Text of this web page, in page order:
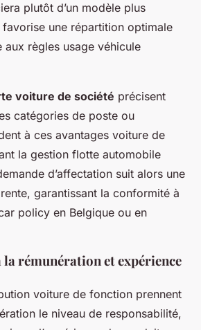
plutôt d’un modèle plus
une répartition optimale
règles usage véhicule
voiture de société précisent
catégories de poste ou
à ces avantages voiture de
la gestion flotte automobile
d’affectation suit alors une
garantissant la conformité à
policy en Belgique ou en
rémunération et expérience
voiture de fonction prennent
le niveau de responsabilité,